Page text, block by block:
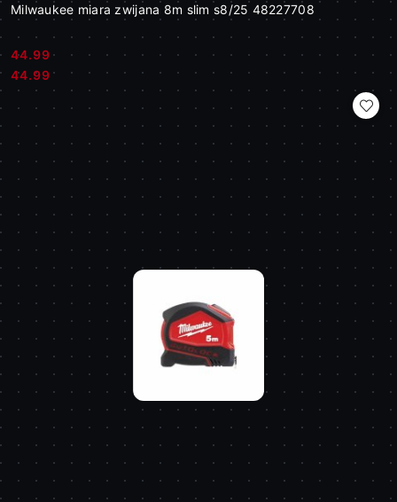
Milwaukee miara zwijana 8m slim s8/25 48227708
Cena:
44.99
Cena:
44.99